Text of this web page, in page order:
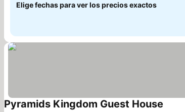
Elige fechas para ver los precios exactos
Pyramids Kingdom Guest House